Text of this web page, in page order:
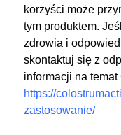
korzyści może
tym produktem.
zdrowia i
skontaktuj się z
informacji na temat
https://
zastosowanie/